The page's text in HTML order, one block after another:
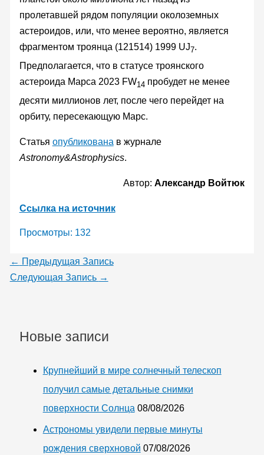
пролетавшей рядом популяции околоземных
астероидов, или, что менее вероятно, является
фрагментом троянца (121514) 1999 UJ7.
Предполагается, что в статусе троянского
астероида Марса 2023 FW14 пробудет не менее
десяти миллионов лет, после чего перейдет на
орбиту, пересекающую Марс.
Статья опубликована в журнале
Astronomy&Astrophysics.
Автор:Александр Войтюк
Ссылка на источник
Просмотры: 132
← Предыдущая Запись
Следующая Запись →
Новые записи
Крупнейший в мире солнечный телескоп
получил самые детальные снимки
поверхности Солнца 08/08/2026
Астрономы увидели первые минуты
рождения сверхновой 07/08/2026